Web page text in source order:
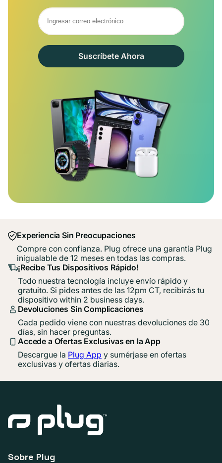
Suscríbete Ahora
Experiencia Sin Preocupaciones
Compre con confianza. Plug ofrece una garantía Plug
inigualable de 12 meses en todas las compras.
¡Recibe Tus Dispositivos Rápido!
Todo nuestra tecnología incluye envío rápido y
gratuito. Si pides antes de las 12pm CT, recibirás tu
dispositivo within 2 business days.
Devoluciones Sin Complicaciones
Cada pedido viene con nuestras devoluciones de 30
días, sin hacer preguntas.
Accede a Ofertas Exclusivas en la App
Descargue la Plug App y sumérjase en ofertas
exclusivas y ofertas diarias.
Sobre Plug